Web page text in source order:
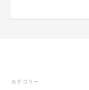
カテゴリー